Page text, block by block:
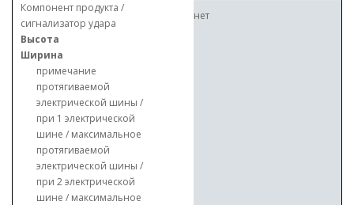
Компонент продукта /
сигнализатор удара
нет
Высота
Ширина
примечание
протягиваемой
электрической шины /
при 1 электрической
шине / максимальное
протягиваемой
электрической шины /
при 2 электрической
шине / максимальное